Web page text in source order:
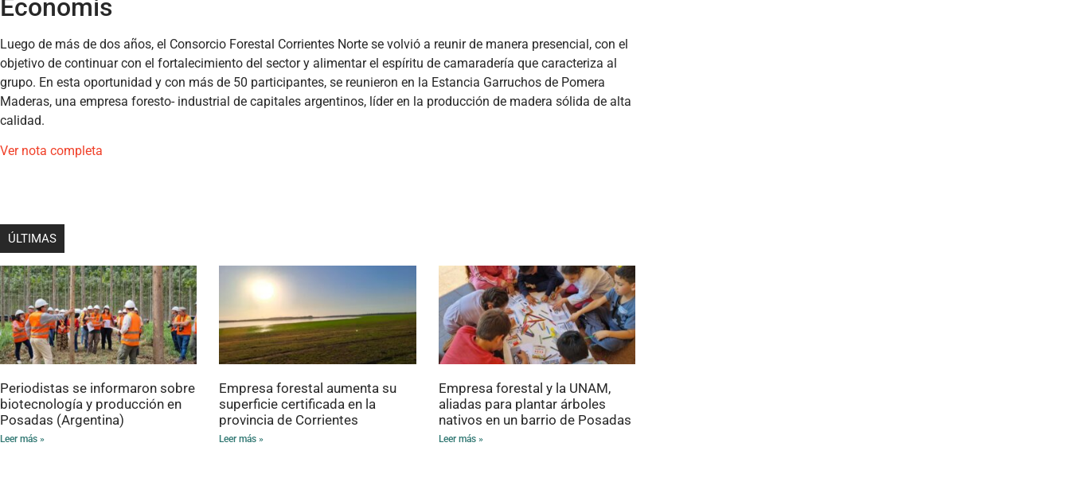
Economis
Luego de más de dos años, el Consorcio Forestal Corrientes Norte se volvió a reunir de manera presencial, con el
objetivo de continuar con el fortalecimiento del sector y alimentar el espíritu de camaradería que caracteriza al
grupo. En esta oportunidad y con más de 50 participantes, se reunieron en la Estancia Garruchos de Pomera
Maderas, una empresa foresto- industrial de capitales argentinos, líder en la producción de madera sólida de alta
calidad.
Ver nota completa
ÚLTIMAS
Periodistas se informaron sobre
biotecnología y producción en
Posadas (Argentina)
Leer más »
Empresa forestal aumenta su
superficie certificada en la
provincia de Corrientes
Leer más »
Empresa forestal y la UNAM,
aliadas para plantar árboles
nativos en un barrio de Posadas
Leer más »